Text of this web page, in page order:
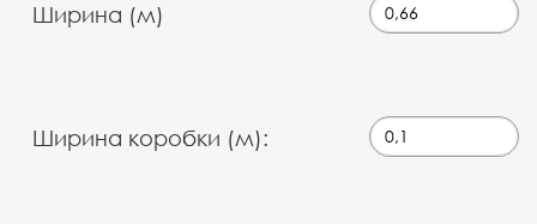
Ширина (м)
Ширина коробки (м):